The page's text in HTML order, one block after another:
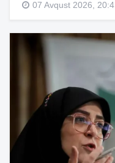
07 Avqust 2026,